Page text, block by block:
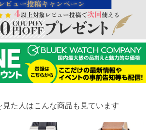
見た人はこんな商品も見ています